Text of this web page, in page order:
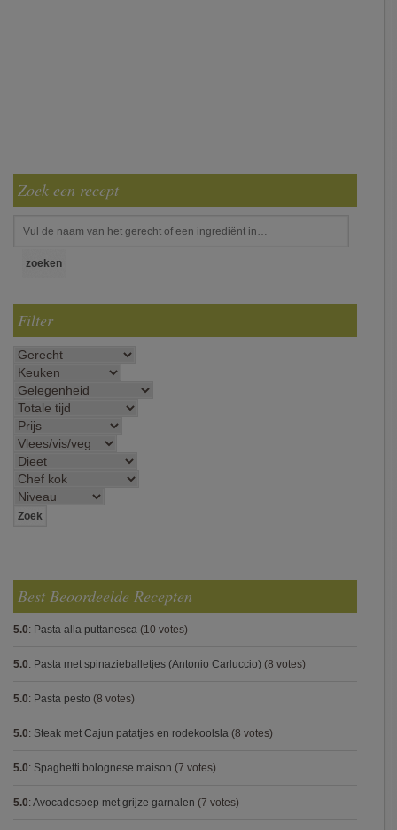
Zoek een recept
Filter
Best Beoordeelde Recepten
5.0: Pasta alla puttanesca (10 votes)
5.0: Pasta met spinazieballetjes (Antonio Carluccio) (8 votes)
5.0: Pasta pesto (8 votes)
5.0: Steak met Cajun patatjes en rodekoolsla (8 votes)
5.0: Spaghetti bolognese maison (7 votes)
5.0: Avocadosoep met grijze garnalen (7 votes)